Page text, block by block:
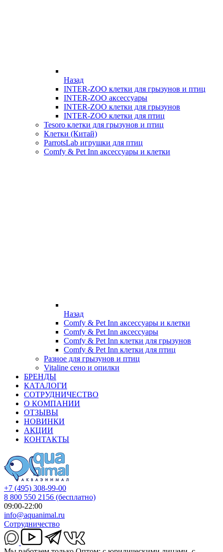
Назад
INTER-ZOO клетки для грызунов и птиц
INTER-ZOO аксессуары
INTER-ZOO клетки для грызунов
INTER-ZOO клетки для птиц
Tesoro клетки для грызунов и птиц
Клетки (Китай)
ParrotsLab игрушки для птиц
Comfy & Pet Inn аксессуары и клетки
Назад
Comfy & Pet Inn аксессуары и клетки
Comfy & Pet Inn аксессуары
Comfy & Pet Inn клетки для грызунов
Comfy & Pet Inn клетки для птиц
Разное для грызунов и птиц
Vitaline сено и опилки
БРЕНДЫ
КАТАЛОГИ
СОТРУДНИЧЕСТВО
О КОМПАНИИ
ОТЗЫВЫ
НОВИНКИ
АКЦИИ
КОНТАКТЫ
+7 (495) 308-99-00
8 800 550 2156 (бесплатно)
09:00-22:00
info@aquanimal.ru
Сотрудничество